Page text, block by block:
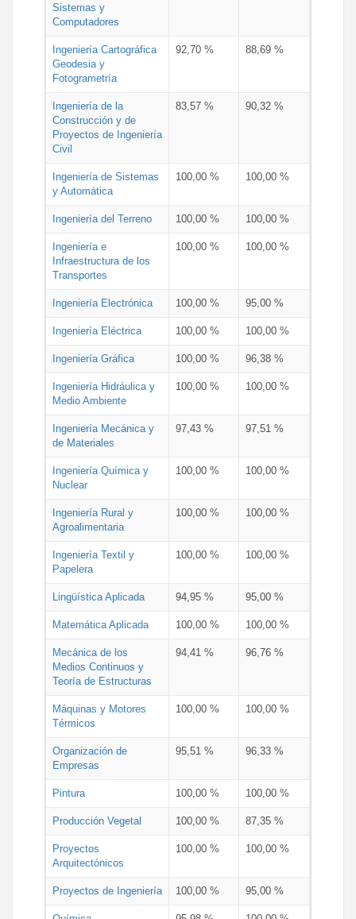
Sistemas y
Computadores
Ingeniería Cartográfica
Geodesia y
Fotogrametría
92,70 % 88,69 %
Ingeniería de la
Construcción y de
Proyectos de Ingeniería
Civil
83,57 % 90,32 %
Ingeniería de Sistemas
y Automática
100,00 % 100,00 %
Ingeniería del Terreno 100,00 % 100,00 %
Ingeniería e
Infraestructura de los
Transportes
100,00 % 100,00 %
Ingeniería Electrónica 100,00 % 95,00 %
Ingeniería Eléctrica 100,00 % 100,00 %
Ingeniería Gráfica 100,00 % 96,38 %
Ingeniería Hidráulica y
Medio Ambiente
100,00 % 100,00 %
Ingeniería Mecánica y
de Materiales
97,43 % 97,51 %
Ingeniería Química y
Nuclear
100,00 % 100,00 %
Ingeniería Rural y
Agroalimentaria
100,00 % 100,00 %
Ingeniería Textil y
Papelera
100,00 % 100,00 %
Lingüística Aplicada 94,95 % 95,00 %
Matemática Aplicada 100,00 % 100,00 %
Mecánica de los
Medios Continuos y
Teoría de Estructuras
94,41 % 96,76 %
Máquinas y Motores
Térmicos
100,00 % 100,00 %
Organización de
Empresas
95,51 % 96,33 %
Pintura 100,00 % 100,00 %
Producción Vegetal 100,00 % 87,35 %
Proyectos
Arquitectónicos
100,00 % 100,00 %
Proyectos de Ingeniería 100,00 % 95,00 %